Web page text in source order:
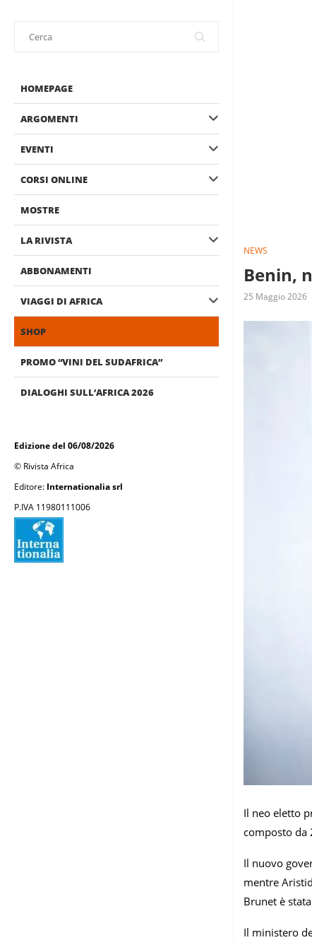
HOMEPAGE
ARGOMENTI
EVENTI
CORSI ONLINE
MOSTRE
LA RIVISTA
ABBONAMENTI
VIAGGI DI AFRICA
SHOP
PROMO “VINI DEL SUDAFRICA”
DIALOGHI SULL’AFRICA 2026
Edizione del 06/08/2026
© Rivista Africa
Editore: Internationalia srl
P.IVA 11980111006
NEWS
Benin,
25 Maggio 2026
Il neo eletto
composto da
Il nuovo
mentre
Brunet è
Il ministero